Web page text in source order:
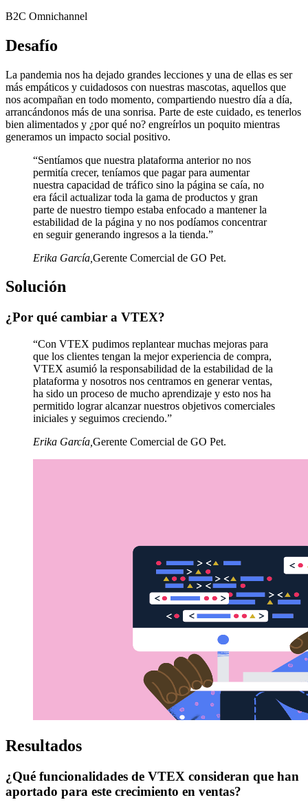
B2C Omnichannel
Desafío
La pandemia nos ha dejado grandes lecciones y una de ellas es ser
más empáticos y cuidadosos con nuestras mascotas, aquellos que
nos acompañan en todo momento, compartiendo nuestro día a día,
arrancándonos más de una sonrisa. Parte de este cuidado, es tenerlos
bien alimentados y ¿por qué no? engreírlos un poquito mientras
generamos un impacto social positivo.
“Sentíamos que nuestra plataforma anterior no nos
permitía crecer, teníamos que pagar para aumentar
nuestra capacidad de tráfico sino la página se caía, no
era fácil actualizar toda la gama de productos y gran
parte de nuestro tiempo estaba enfocado a mantener la
estabilidad de la página y no nos podíamos concentrar
en seguir generando ingresos a la tienda.”
Erika García Gerente Comercial de GO Pet.
Solución
¿Por qué cambiar a VTEX?
“Con VTEX pudimos replantear muchas mejoras para
que los clientes tengan la mejor experiencia de compra,
VTEX asumió la responsabilidad de la estabilidad de la
plataforma y nosotros nos centramos en generar ventas,
ha sido un proceso de mucho aprendizaje y esto nos ha
permitido lograr alcanzar nuestros objetivos comerciales
iniciales y seguimos creciendo.”
Erika García Gerente Comercial de GO Pet.
Resultados
¿Qué funcionalidades de VTEX consideran que han
aportado para este crecimiento en ventas?